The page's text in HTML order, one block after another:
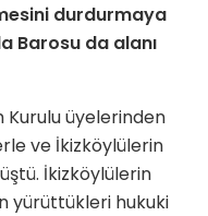
durdurmaya
Barosu da alanı
Kurulu üyelerinden
ve İkizköylülerin
İkizköylülerin
yürüttükleri hukuki